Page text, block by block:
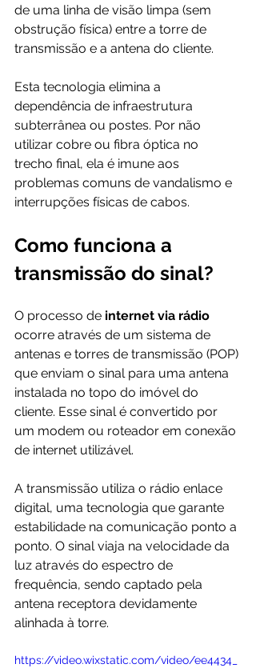
de uma linha de visão limpa (sem
obstrução física) entre a torre de
transmissão e a antena do cliente.
Esta tecnologia elimina a
dependência de infraestrutura
subterrânea ou postes. Por não
utilizar cobre ou fibra óptica no
trecho final, ela é imune aos
problemas comuns de vandalismo e
interrupções físicas de cabos.
Como funciona a
transmissão do sinal?
O processo de internet via rádio
ocorre através de um sistema de
antenas e torres de transmissão (POP)
que enviam o sinal para uma antena
instalada no topo do imóvel do
cliente. Esse sinal é convertido por
um modem ou roteador em conexão
de internet utilizável.
A transmissão utiliza o rádio enlace
digital, uma tecnologia que garante
estabilidade na comunicação ponto a
ponto. O sinal viaja na velocidade da
luz através do espectro de
frequência, sendo captado pela
antena receptora devidamente
alinhada à torre.
https://video.wixstatic.com/video/ee4434_